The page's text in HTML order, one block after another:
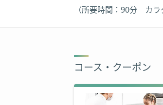
（所要時間：90分 カラ
コース・クーポン